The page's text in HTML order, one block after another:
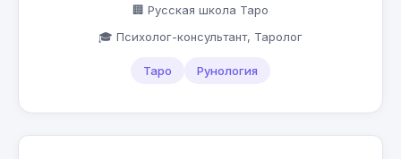
🏢 Русская школа Таро
🎓 Психолог-консультант, Таролог
Таро Рунология